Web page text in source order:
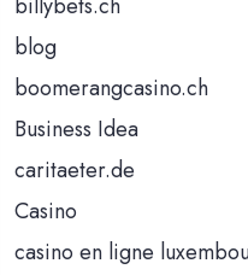
blog
boomerangcasino.ch
Business Idea
caritaeter.de
Casino
casino en ligne